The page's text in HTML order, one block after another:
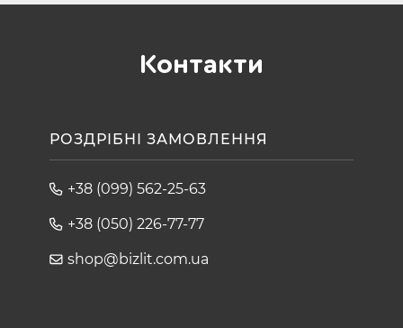
Контакти
РОЗДРІБНІ ЗАМОВЛЕННЯ
+38 (099) 562-25-63
+38 (050) 226-77-77
shop@bizlit.com.ua